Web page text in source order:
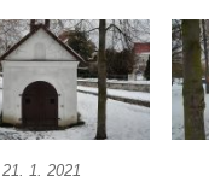
21. 1. 2021